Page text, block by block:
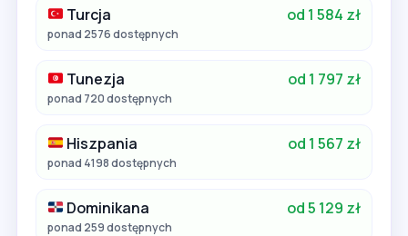
Turcja od 1 584 zł
ponad 2576 dostępnych
Tunezja od 1 797 zł
ponad 720 dostępnych
Hiszpania od 1 567 zł
ponad 4198 dostępnych
Dominikana od 5 129 zł
ponad 259 dostępnych